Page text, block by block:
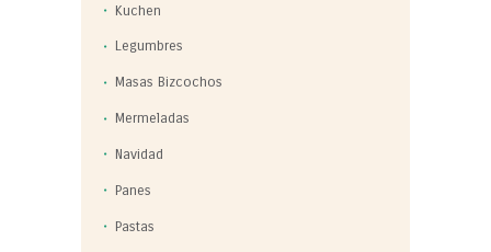
Kuchen
Legumbres
Masas Bizcochos
Mermeladas
Navidad
Panes
Pastas